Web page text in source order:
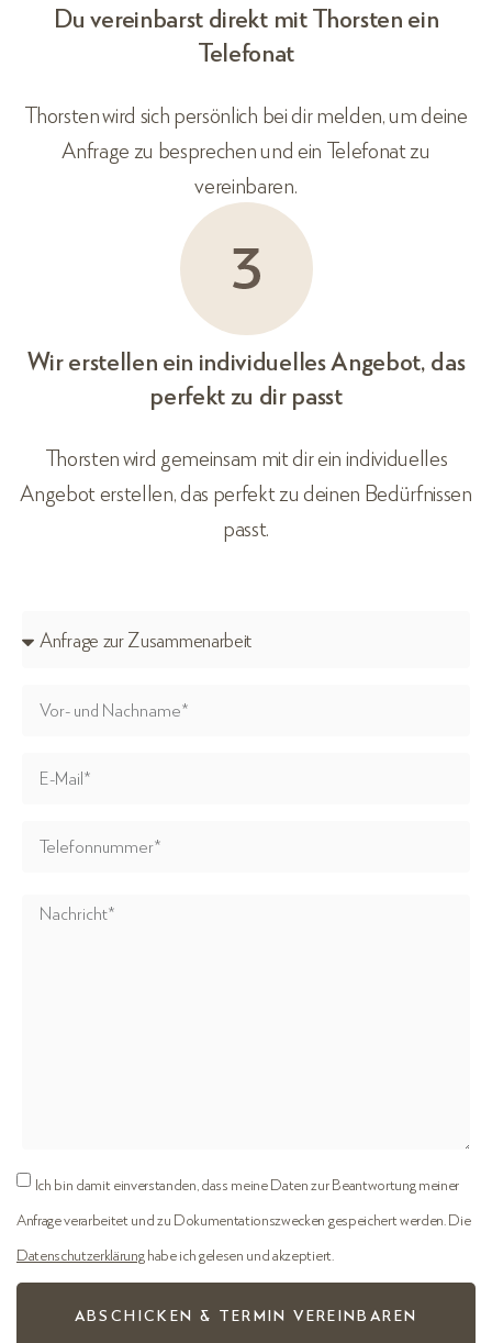
Du vereinbarst direkt mit Thorsten ein
Telefonat
Thorsten wird sich persönlich bei dir melden, um deine
Anfrage zu besprechen und ein Telefonat zu
vereinbaren.
Wir erstellen ein individuelles Angebot, das
perfekt zu dir passt
Thorsten wird gemeinsam mit dir ein individuelles
Angebot erstellen, das perfekt zu deinen Bedürfnissen
passt.
Ich bin damit einverstanden, dass meine Daten zur Beantwortung meiner
Anfrage verarbeitet und zu Dokumentationszwecken gespeichert werden. Die
Datenschutzerklärunghabe ich gelesen und akzeptiert.
ABSCHICKEN & TERMIN VEREINBAREN